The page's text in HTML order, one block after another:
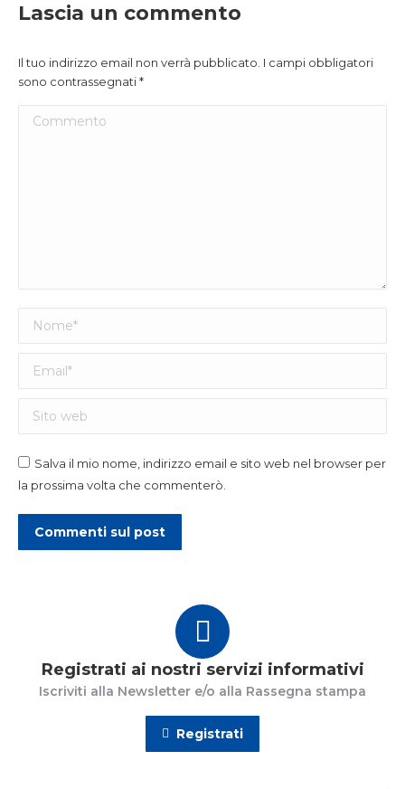
Lascia un commento
Il tuo indirizzo email non verrà pubblicato. I campi obbligatori
sono contrassegnati*
Commento
Nome *
Email *
Sito web
Salva il mio nome, indirizzo email e sito web nel browser per
la prossima volta che commenterò.
Commenti sul post
Registrati ai nostri servizi informativi
Iscriviti alla Newsletter e/o alla Rassegna stampa
Registrati